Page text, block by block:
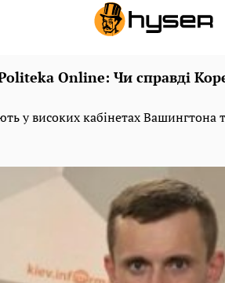
Online: Чи справді
у високих кабінетах Вашингтона